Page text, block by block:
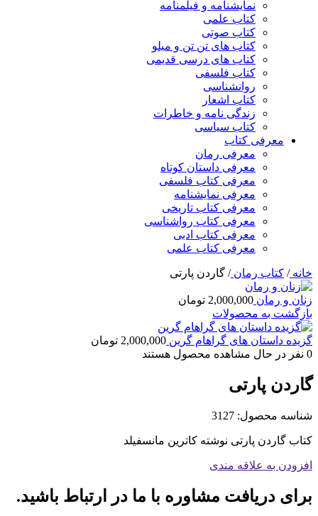
نمایشنامه و فیلمنامه
کتاب علمی
کتاب صوتی
کتاب های تن تن و میلو
کتاب های درسی قدیمی
کتاب فلسفی
روانشناسی
کتاب اشعار
زندگی نامه و خاطرات
کتاب سیاسی
معرفی کتاب
معرفی رمان
معرفی داستان کوتاه
معرفی کتاب فلسفی
معرفی نمایشنامه
معرفی کتاب تاریخی
معرفی کتاب رواشناسی
معرفی کتاب ادبی
معرفی کتاب علمی
خانه/ کتاب رمان/ گاردن پارتی
زنان و رمان 2,000,000 تومان
بازگشت به محصولات
گزیده داستان های گراهام گرین 2,000,000 تومان
0 نفر در حال مشاهده محصول هستند
گاردن پارتی
شناسه محصول: 3127
کتاب گاردن پارتی نوشته کاترین مانسفیلد
افزودن به علاقه مندی
برای دریافت مشاوره با ما در ارتباط باشید.